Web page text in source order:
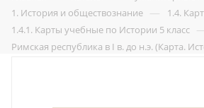
1. История и обществознание — 1.4.
1.4.1. Карты учебные по Истории 5 класс
Римская республика в I в. до н.э. (Карта.